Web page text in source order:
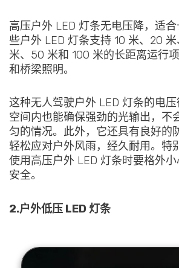
高压户外 LED 灯条无电压降，适
些户外 LED 灯条支持 10 米、20
米、50 米和 100 米的长距离运行
和桥梁照明。
这种无人驾驶户外 LED 灯条的电
空间内也能确保强劲的光输出，不
匀的情况。此外，它还具有良好的
轻松应对户外风雨，经久耐用。特
使用高压户外 LED 灯条时要格外
安全。
2.户外低压 LED 灯条